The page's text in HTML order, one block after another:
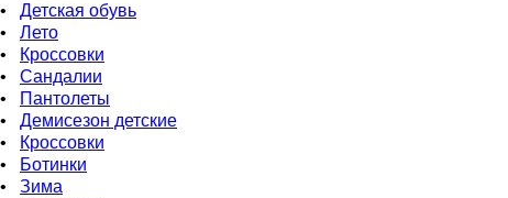
• Детская обувь
• Летo
•
Кроссовки
• Сандалии
•
Пантолеты
• Демисезон детские
•
Кроссовки
•
Ботинки
• Зима